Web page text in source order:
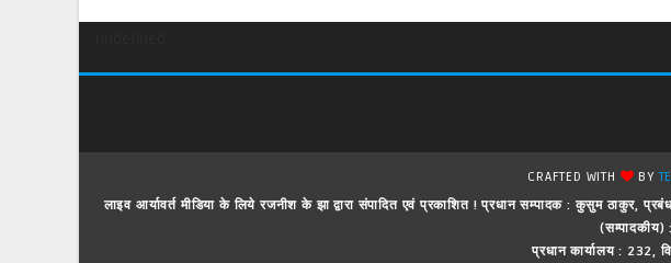
CRAFTED WITH BY
लाइव आर्यावर्त मीडिया के लिये रजनीश के झा द्वारा संपादित एवं प्रकाशित ! प्रधान सम्पादक : कुसुम ठाकुर,
(सम्पादकीय)
प्रधान कार्यालय : 232,